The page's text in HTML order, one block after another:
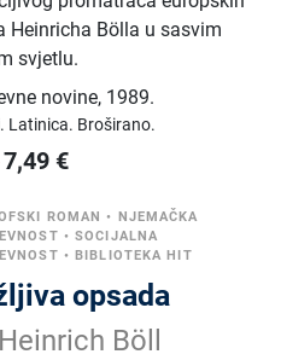
Heinricha Bölla u sasvim
svjetlu.
novine, 1989.
Latinica. Broširano.
7,49 €
ROMAN •
NJEMAČKA
•SOCIJALNA
• BIBLIOTEKA HIT
opsada
Heinrich Böll